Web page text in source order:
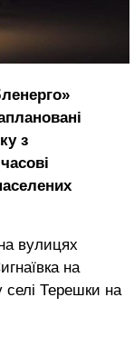
з
вулицях
на
селі Терешки на